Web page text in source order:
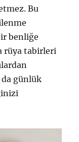
Bu
benliğe
rüya tabirleri
günlük